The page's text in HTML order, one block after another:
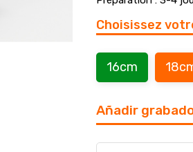
Choisissez
16cm
Añadir